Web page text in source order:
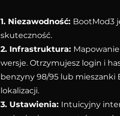
1. Niezawodność: BootMod3
skuteczność.
2. Infrastruktura:
wersje. Otrzymujesz login i
benzyny 98/95 lub mieszanki
lokalizacji.
3. Ustawienia: Intuicyjny